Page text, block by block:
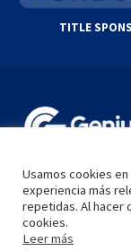
TITLE
INICIO LA LIGA
Usamos cookies
experiencia más
repetidas. Al hacer
cookies.
Leer más